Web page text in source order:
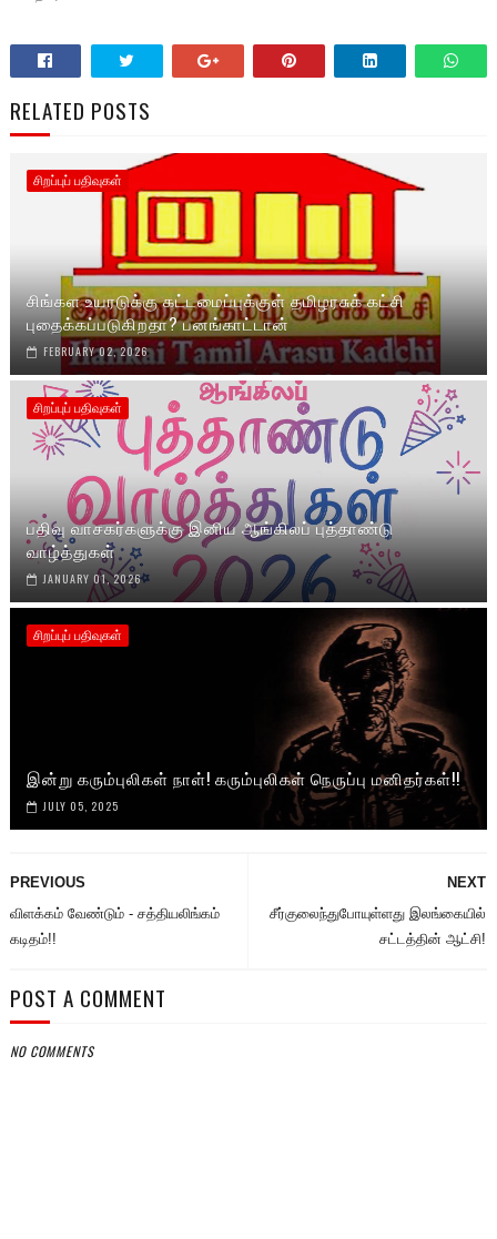
RELATED POSTS
சிறப்புப் பதிவுகள்
சிங்கள உயரடுக்கு கட்டமைப்புக்குள் தமிழரசுக் கட்சி
புதைக்கப்படுகிறதா? பனங்காட்டான்
FEBRUARY 02, 2026
சிறப்புப் பதிவுகள்
பதிவு வாசகர்களுக்கு இனிய ஆங்கிலப் புத்தாண்டு
வாழ்த்துகள்
JANUARY 01, 2026
சிறப்புப் பதிவுகள்
இன்று கரும்புலிகள் நாள்! கரும்புலிகள் நெருப்பு மனிதர்கள்!!
JULY 05, 2025
NEXT
சீர்குலைந்துபோயுள்ளது இலங்கையில்
சட்டத்தின் ஆட்சி!
PREVIOUS
விளக்கம் வேண்டும் - சத்தியலிங்கம்
கடிதம்!!
POST A COMMENT
NO COMMENTS